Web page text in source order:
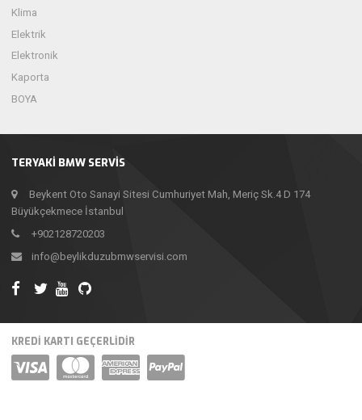
TERYAKI BMW SERVIS
Beykent Oto Sanayi Sitesi Cumhuriyet Mah, Meriç Sk.4 D 174
Büyükçekmece İstanbul
+902128720203
info@beylikduzubmwservisi.com
Klima
Elektrik
Elektronik
Kaporta
BOYA
KREDI KARTI GEÇERLIDIR